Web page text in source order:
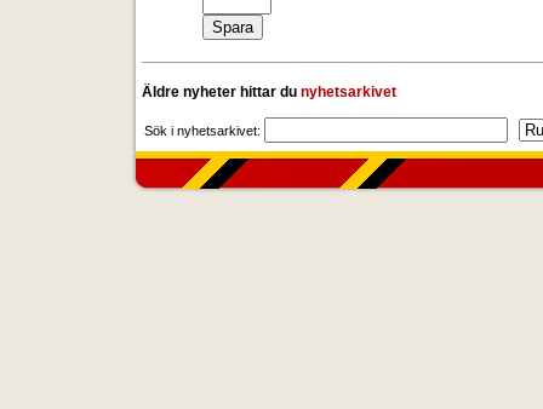
Äldre nyheter hittar du nyhetsarkivet
Sök i nyhetsarkivet: